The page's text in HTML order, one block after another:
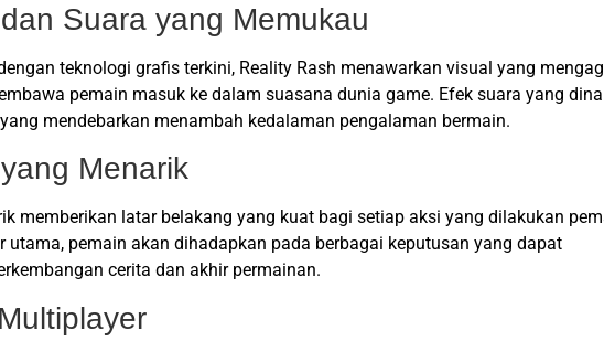
Suara yang Memukau
teknologi grafis terkini, Reality Rash menawarkan visual yang
pemain masuk ke dalam suasana dunia game. Efek suara yang
mendebarkan menambah kedalaman pengalaman bermain.
Menarik
memberikan latar belakang yang kuat bagi setiap aksi yang dilakukan
utama, pemain akan dihadapkan pada berbagai keputusan yang dapat
cerita dan akhir permainan.